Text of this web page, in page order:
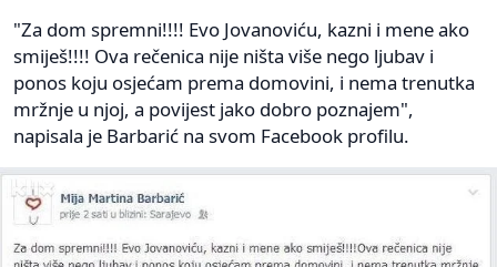
"Za dom spremni!!!! Evo Jovanoviću, kazni i mene ako
smiješ!!!! Ova rečenica nije ništa više nego ljubav i
ponos koju osjećam prema domovini, i nema trenutka
mržnje u njoj, a povijest jako dobro poznajem",
napisala je Barbarić na svom Facebook profilu.